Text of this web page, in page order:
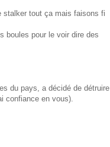
stalker tout ça mais faisons fi
boules pour le voir dire des
du pays, a décidé de détruire
confiance en vous).